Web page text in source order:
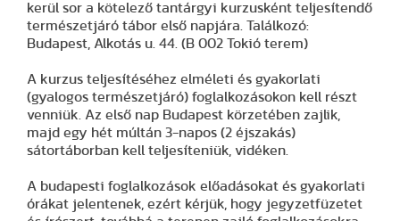
kerül sor a kötelező tantárgyi kurzusként teljesítendő
természetjáró tábor első napjára. Találkozó:
Budapest, Alkotás u. 44. (B 002 Tokió terem)
A kurzus teljesítéséhez elméleti és gyakorlati
(gyalogos természetjáró) foglalkozásokon kell részt
venniük. Az első nap Budapest körzetében zajlik,
majd egy hét múltán 3-napos (2 éjszakás)
sátortáborban kell teljesíteniük, vidéken.
A budapesti foglalkozások előadásokat és gyakorlati
órákat jelentenek, ezért kérjük, hogy jegyzetfüzetet